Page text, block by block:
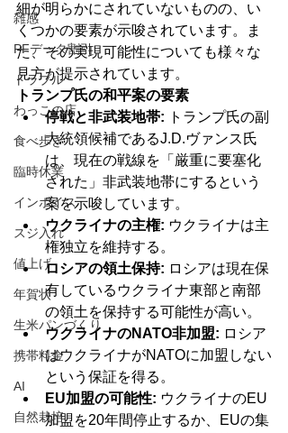
雑感
PFデータ割引
トラブル
わっこの店
食べ歩き
臨時休業
インボイス
スジ入れ
値上げ
年賀状
生米パンづくり
携帯料金
AI
自然栽培
細が明らかにされていないものの、い
くつかの要素が示唆されています。ま
た、その実現可能性についても様々な
見方が提示されています。
トランプ氏の和平案の要素
停戦と非武装地帯: トランプ氏の副
大統領候補であるJ.D.ヴァンス氏
は、現在の戦線を「厳重に要塞化
された」非武装地帯にするという
案を示唆しています。
ウクライナの主権: ウクライナは主
権独立を維持する。
ロシアの領土保持: ロシアは現在保
有しているウクライナ東部と南部
の領土を保持する可能性が高い。
ウクライナのNATO非加盟: ロシア
はウクライナがNATOに加盟しない
という保証を得る。
EU加盟の可能性: ウクライナのEU
加盟を20年間停止するか、EUの集